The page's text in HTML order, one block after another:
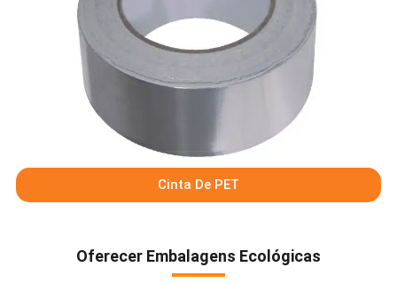
Cinta De PET
Oferecer Embalagens Ecológicas